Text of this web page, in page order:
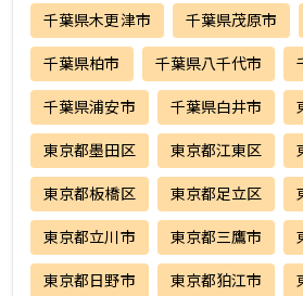
千葉県木更津市 千葉県茂原市
千葉県柏市 千葉県八千代市
千葉県浦安市 千葉県白井市
東京都墨田区 東京都江東区
東京都板橋区 東京都足立区
東京都立川市 東京都三鷹市
東京都日野市 東京都狛江市